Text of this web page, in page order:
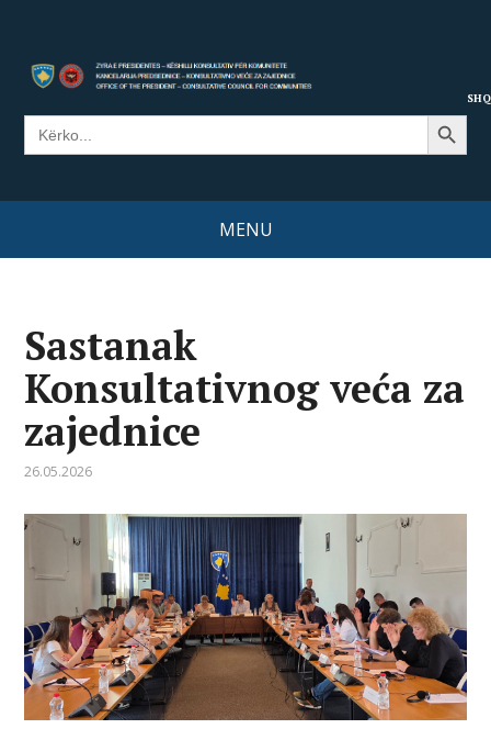
Search
for:
Search Button
MENU
Sastanak
Konsultativnog veća za
zajednice
26.05.2026